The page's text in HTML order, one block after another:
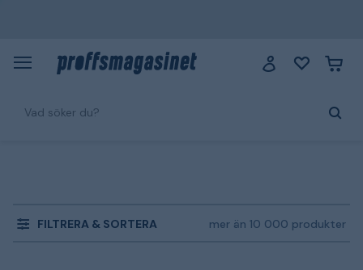
FILTRERA & SORTERA mer än 10 000 produkter